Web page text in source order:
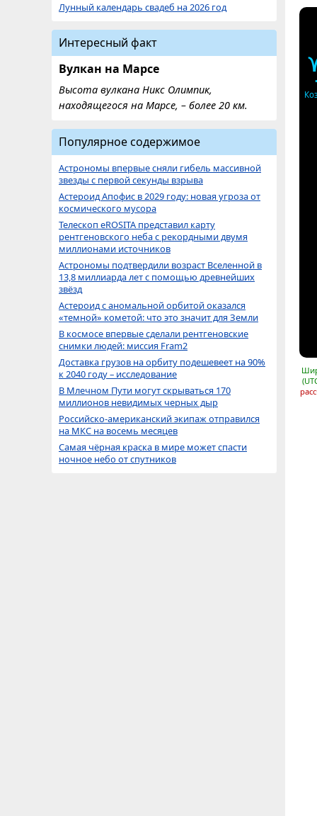
Лунный календарь свадеб на 2026 год
Интересный факт
Вулкан на Марсе
Высота вулкана Никс Олимпик,
находящегося на Марсе, – более 20 км.
Популярное содержимое
Астрономы впервые сняли гибель массивной
звезды с первой секунды взрыва
Астероид Апофис в 2029 году: новая угроза от
космического мусора
Телескоп eROSITA представил карту
рентгеновского неба с рекордными двумя
миллионами источников
Астрономы подтвердили возраст Вселенной в
13,8 миллиарда лет с помощью древнейших
звёзд
Астероид с аномальной орбитой оказался
«темной» кометой: что это значит для Земли
В космосе впервые сделали рентгеновские
снимки людей: миссия Fram2
Доставка грузов на орбиту подешевеет на 90%
к 2040 году – исследование
В Млечном Пути могут скрываться 170
миллионов невидимых черных дыр
Российско-американский экипаж отправился
на МКС на восемь месяцев
Самая чёрная краска в мире может спасти
ночное небо от спутников